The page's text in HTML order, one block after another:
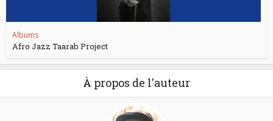
Albums
Afro Jazz Taarab Project
À propos de l'auteur